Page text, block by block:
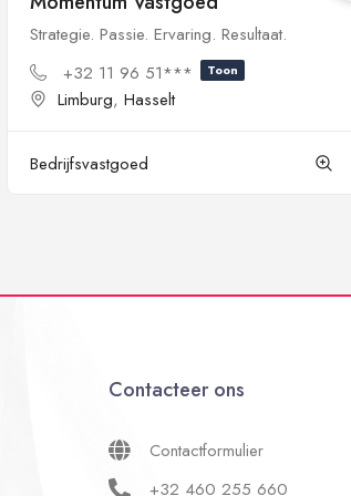
Strategie. Passie. Ervaring. Resultaat.
+32 11 96 51***
Toon
Limburg, Hasselt
Bedrijfsvastgoed
Contacteer ons
Contactformulier
+32 460 255 660